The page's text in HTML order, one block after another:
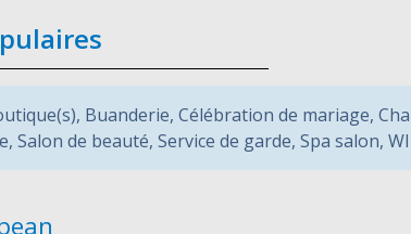
, Buanderie, Célébration de mariage,
, Salon de beauté, Service de garde, Spa salon,